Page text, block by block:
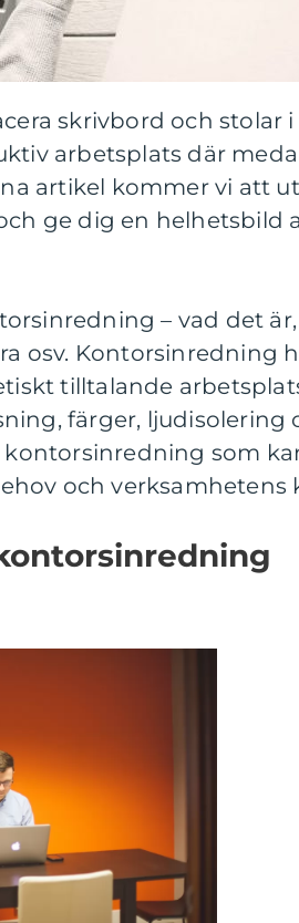
skrivbord och stolar
arbetsplats där
artikel kommer vi att
ge dig en helhetsbild
– vad det är,
osv. Kontorsinredning
tilltalande
färger, ljudisolering
som
och verksamhetens